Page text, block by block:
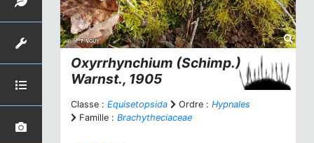
Oxyrrhynchium (Schimp.)
Warnst., 1905
Classe : Equisetopsida Ordre : Hypnales
Famille : Brachytheciaceae